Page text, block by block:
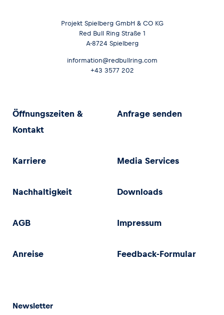
Projekt Spielberg GmbH & CO KG
Red Bull Ring Straße 1
A-8724 Spielberg
information@redbullring.com
+43 3577 202
Öffnungszeiten &
Kontakt
Anfrage senden
Karriere Media Services
Nachhaltigkeit Downloads
AGB Impressum
Anreise Feedback-Formular
Newsletter